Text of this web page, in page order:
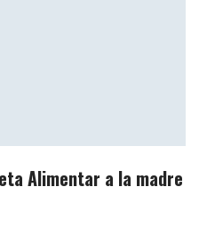
Alimentar a la madre